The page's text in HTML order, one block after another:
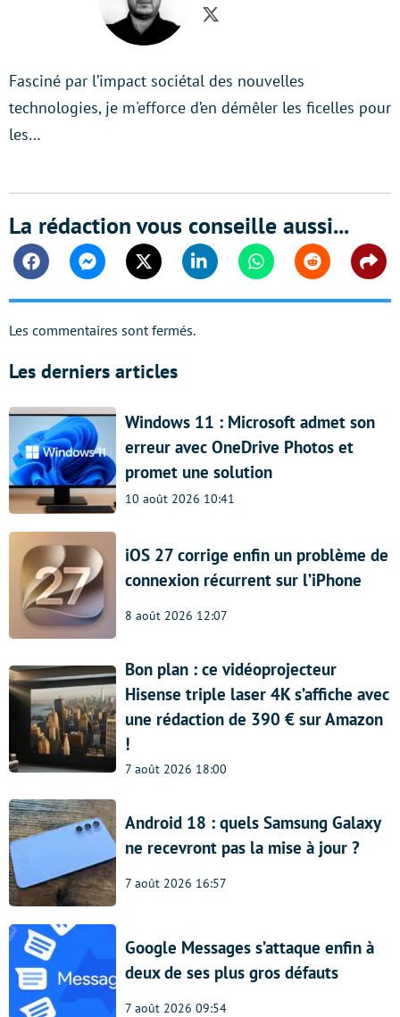
Twitter
Fasciné par l’impact sociétal des nouvelles
technologies, je m'efforce d’en démêler les ficelles pour
les…
La rédaction vous conseille aussi...
FacebookMessengerTwitter Linkedin WhatsappReddit
Les commentaires sont fermés.
Les derniers articles
Windows 11 : Microsoft admet son
erreur avec OneDrive Photos et
promet une solution
10 août 2026 10:41
iOS 27 corrige enfin un problème de
connexion récurrent sur l’iPhone
8 août 2026 12:07
Bon plan : ce vidéoprojecteur
Hisense triple laser 4K s’affiche avec
une rédaction de 390 € sur Amazon
!
7 août 2026 18:00
Android 18 : quels Samsung Galaxy
ne recevront pas la mise à jour ?
7 août 2026 16:57
Google Messages s’attaque enfin à
deux de ses plus gros défauts
7 août 2026 09:54